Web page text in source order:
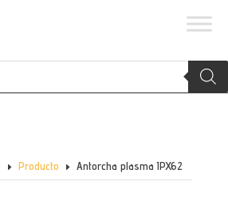
E Producto E Antorcha plasma IPX62